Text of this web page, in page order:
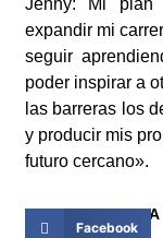
expandir mi
seguir
poder inspirar a
las barreras los
y producir mis
futuro cercano».
COMPARTIR
Facebook